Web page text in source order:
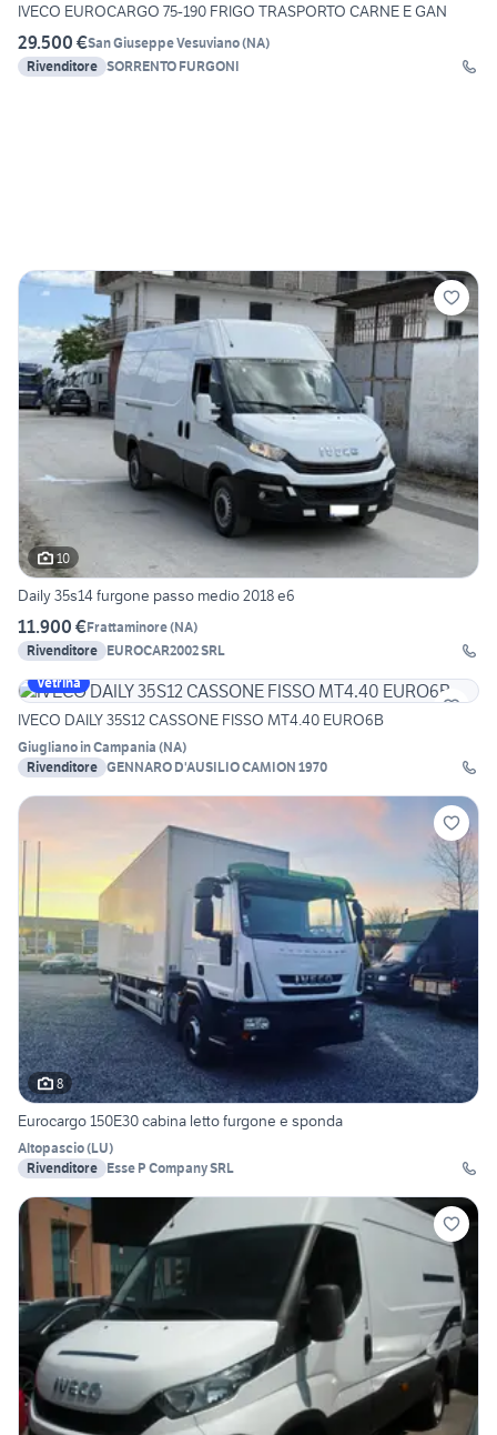
IVECO EUROCARGO 75-190 FRIGO TRASPORTO CARNE E GAN
29.500 €San Giuseppe Vesuviano(NA)
Rivenditore SORRENTO FURGONI
10
Daily 35s14 furgone passo medio 2018 e6
11.900 €Frattaminore(NA)
Rivenditore EUROCAR2002 SRL
Vetrina
IVECO DAILY 35S12 CASSONE FISSO MT4.40 EURO6B
Giugliano in Campania (NA)
Rivenditore GENNARO D'AUSILIO CAMION 1970
8
Eurocargo 150E30 cabina letto furgone e sponda
Altopascio(LU)
Rivenditore Esse P Company SRL